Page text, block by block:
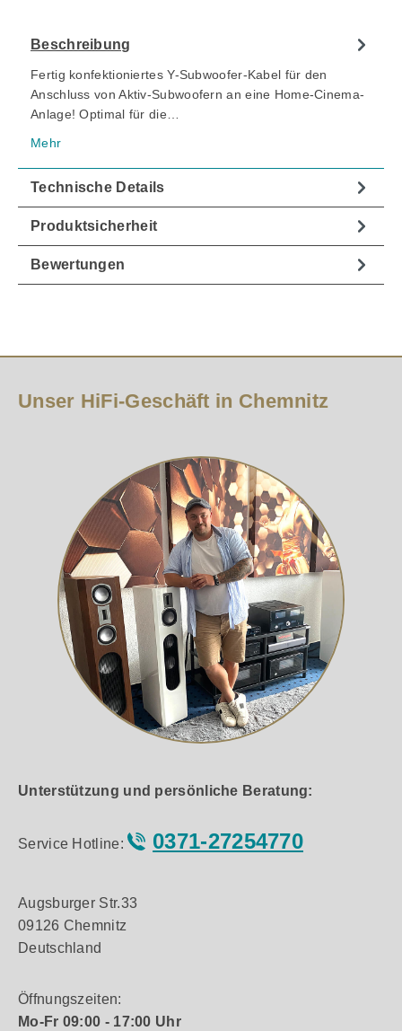
Beschreibung
Fertig konfektioniertes Y-Subwoofer-Kabel für den
Anschluss von Aktiv-Subwoofern an eine Home-Cinema-
Anlage! Optimal für die…
Mehr
Technische Details
Produktsicherheit
Bewertungen
Unser HiFi-Geschäft in Chemnitz
Unterstützung und persönliche Beratung:
Service Hotline: 0371-27254770
Augsburger Str.33
09126 Chemnitz
Deutschland
Öffnungszeiten:
Mo-Fr 09:00 - 17:00 Uhr